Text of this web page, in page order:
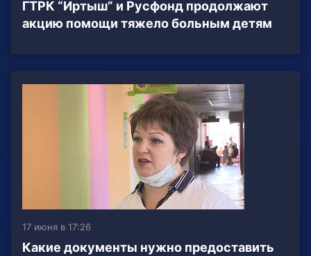
ГТРК “Иртыш” и Русфонд продолжают
акцию помощи тяжело больным детям
17 июня в 17:26
Какие документы нужно предоставить